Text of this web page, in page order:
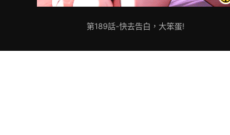
第189話-快去告白，大笨蛋!